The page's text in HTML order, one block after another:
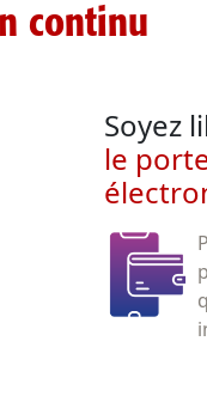
continu
Soyez
le